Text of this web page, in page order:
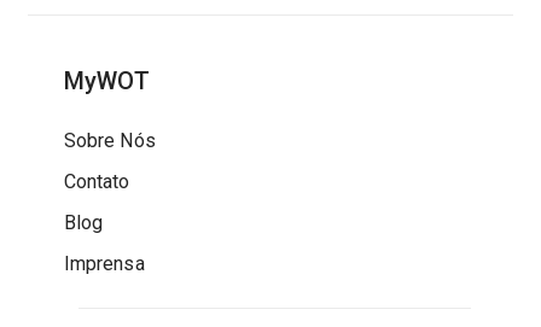
MyWOT
Sobre Nós
Contato
Blog
Imprensa